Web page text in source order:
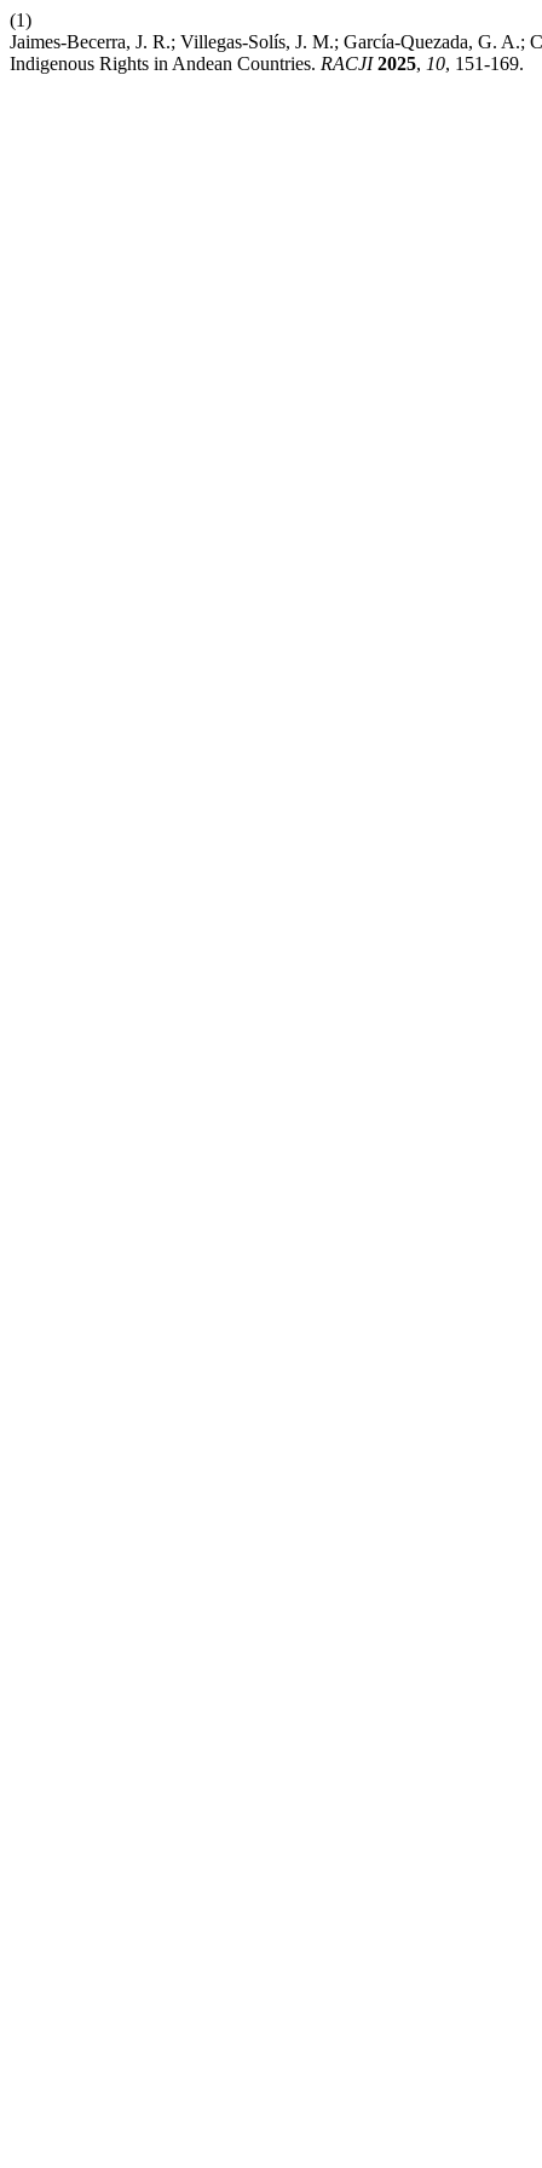
(1)
Jaimes-Becerra, J. R.; Villegas-Solís, J. M.; García-Quezada, G.
Indigenous Rights in Andean Countries. RACJI 2025, 10, 151-169.